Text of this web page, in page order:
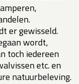
er gewisseld.
wordt,
toch iedereen
etc. en
natuurbeleving.